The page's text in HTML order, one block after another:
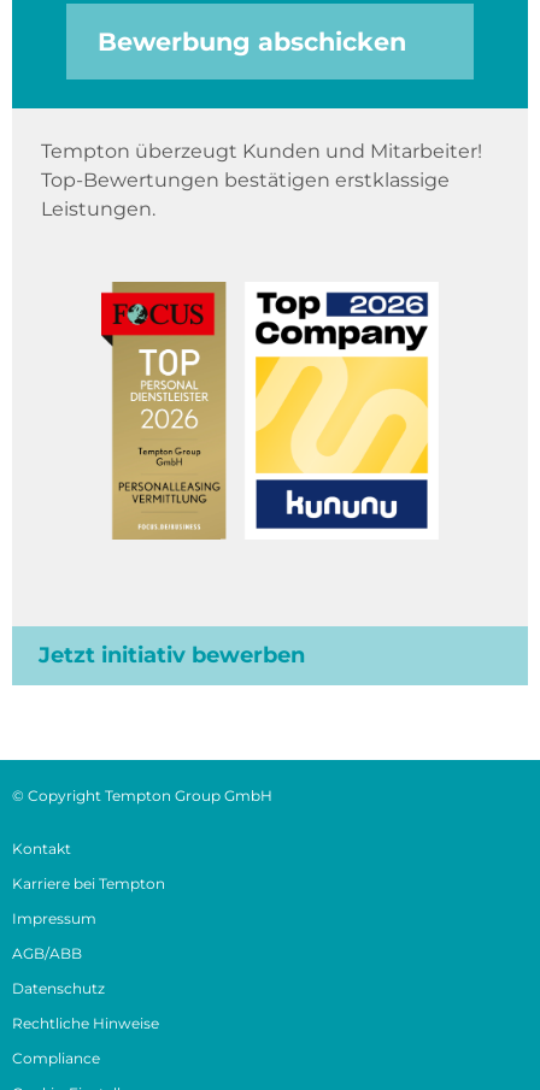
Bewerbung abschicken
Tempton überzeugt Kunden und Mitarbeiter!
Top-Bewertungen bestätigen erstklassige
Leistungen.
Jetzt initiativ bewerben
© Copyright Tempton Group GmbH
Kontakt
Karriere bei Tempton
Impressum
AGB/ABB
Datenschutz
Rechtliche Hinweise
Compliance